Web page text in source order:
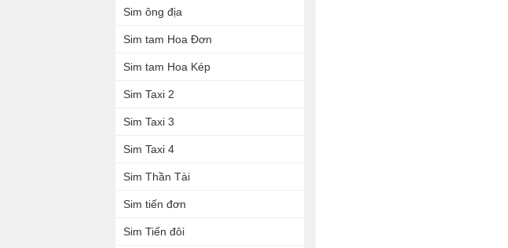
Sim ông địa
Sim tam Hoa Đơn
Sim tam Hoa Kép
Sim Taxi 2
Sim Taxi 3
Sim Taxi 4
Sim Thần Tài
Sim tiến đơn
Sim Tiến đôi